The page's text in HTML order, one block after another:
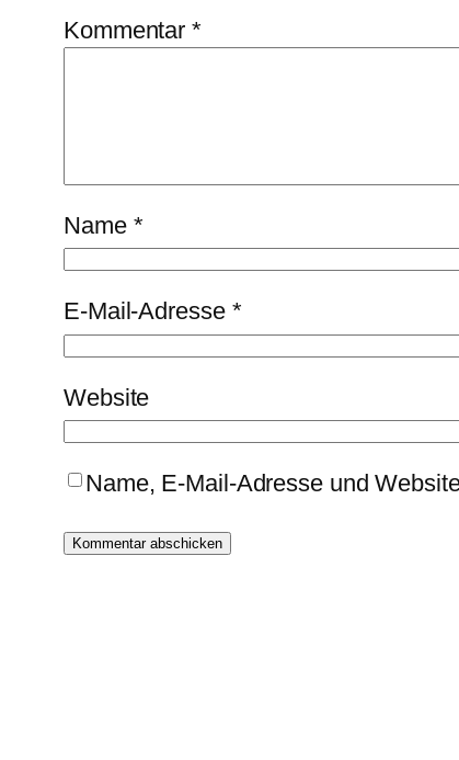
Kommentar*
Name *
E-Mail-Adresse *
Website
Name, E-Mail-Adresse und